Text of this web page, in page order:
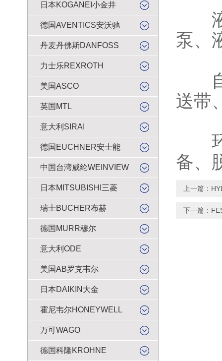
日本KOGANEI小金井
德国AVENTICS安沃驰
丹麦丹佛斯DANFOSS
力士乐REXROTH
美国ASCO
英国MTL
意大利SIRAI
德国EUCHNER安士能
中国台湾威纶WEINVIEW
日本MITSUBISHI三菱
瑞士BUCHER布赫
德国MURR穆尔
意大利ODE
美国AB罗克韦尔
日本DAIKIN大金
霍尼韦尔HONEYWELL
万可WAGO
德国科隆KROHNE
液
泵、
自
送带
环
备、
上一篇：
下一篇：